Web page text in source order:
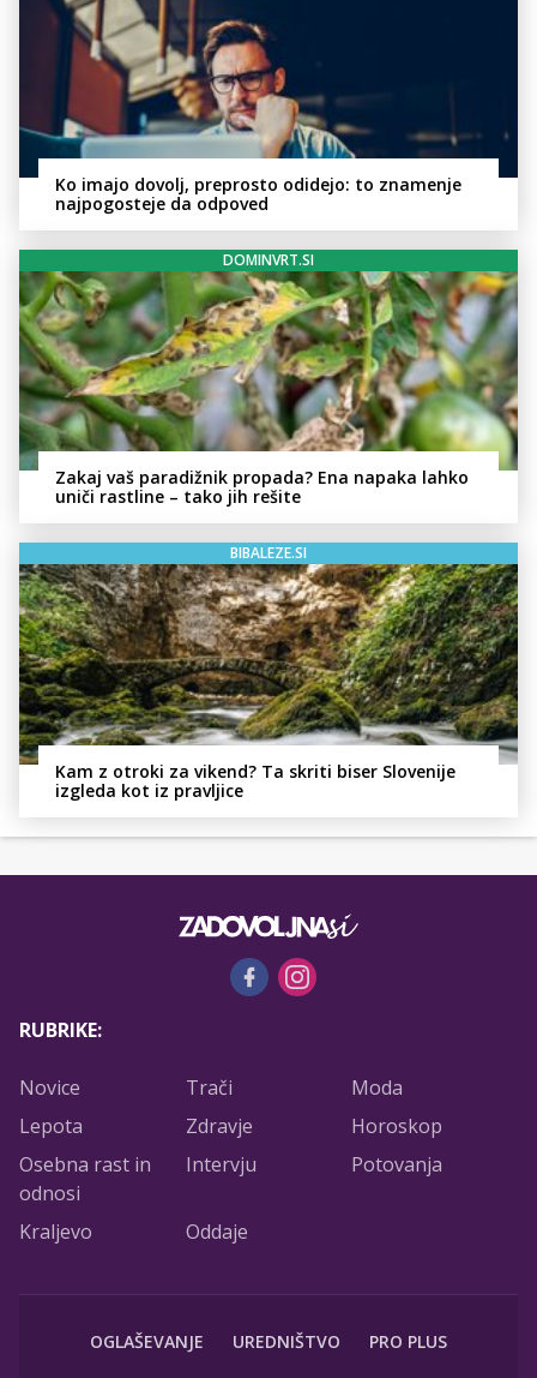
Ko imajo dovolj, preprosto odidejo: to znamenje
najpogosteje da odpoved
DOMINVRT.SI
Zakaj vaš paradižnik propada? Ena napaka lahko
uniči rastline – tako jih rešite
BIBALEZE.SI
Kam z otroki za vikend? Ta skriti biser Slovenije
izgleda kot iz pravljice
RUBRIKE:
Novice Trači
Moda
Lepota
Zdravje
Horoskop
Osebna rast in
odnosi
Intervju Potovanja
Kraljevo Oddaje
OGLAŠEVANJE UREDNIŠTVO PRO PLUS